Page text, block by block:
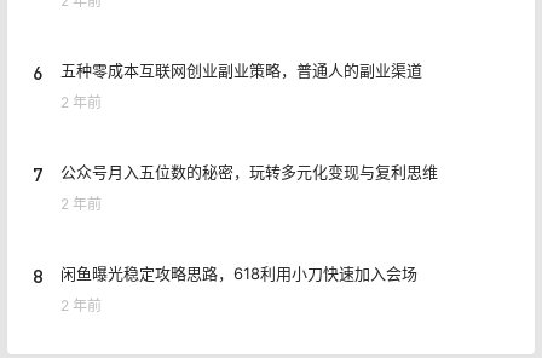
6 五种零成本互联网创业副业策略，普通人的副业渠道
2 年前
7 公众号月入五位数的秘密，玩转多元化变现与复利思维
2 年前
8 闲鱼曝光稳定攻略思路，618利用小刀快速加入会场
2 年前